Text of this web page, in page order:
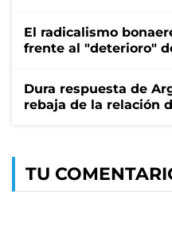
El radicalismo
frente al "deterioro"
Dura respuesta de
rebaja de la relación
TU